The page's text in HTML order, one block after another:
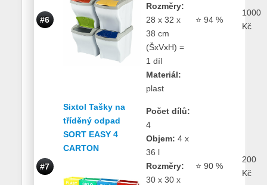
#6
Rozměry:
28 x 32 x
38 cm
(ŠxVxH) =
1 díl
Materiál:
plast
⭐ 94 %
1000
Kč
#7
Sixtol Tašky na
tříděný odpad
SORT EASY 4
CARTON
Počet dílů:
4
Objem: 4 x
36 l
Rozměry:
30 x 30 x
⭐ 90 %
200
Kč